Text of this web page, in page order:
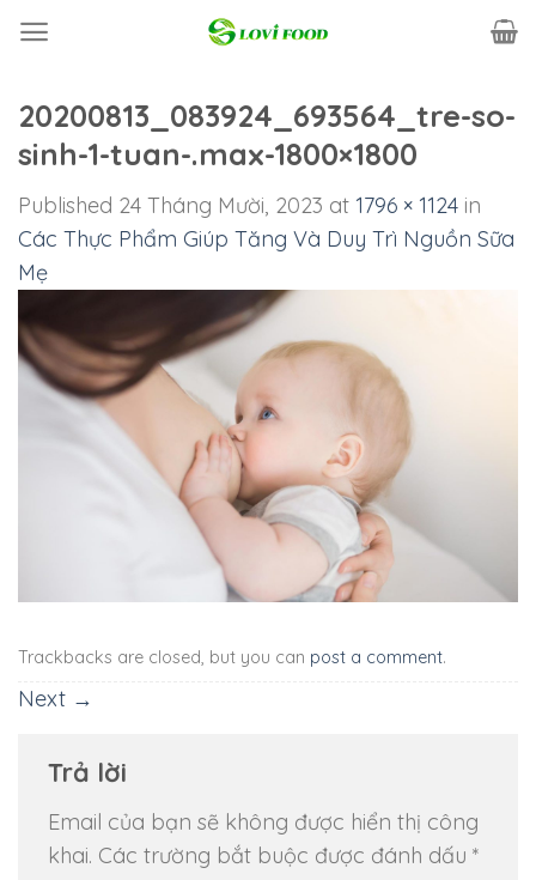
20200813_083924_693564_tre-so-
sinh-1-tuan-.max-1800×1800
Published 24 Tháng Mười, 2023 at 1796 × 1124 in
Các Thực Phẩm Giúp Tăng Và Duy Trì Nguồn Sữa
Mẹ
Trackbacks are closed, but you can post a comment.
Next →
Trả lời
Email của bạn sẽ không được hiển thị công
khai. Các trường bắt buộc được đánh dấu *